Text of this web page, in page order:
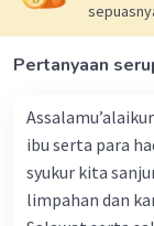
Pertanyaan
ibu serta para
syukur kita
limpahan dan